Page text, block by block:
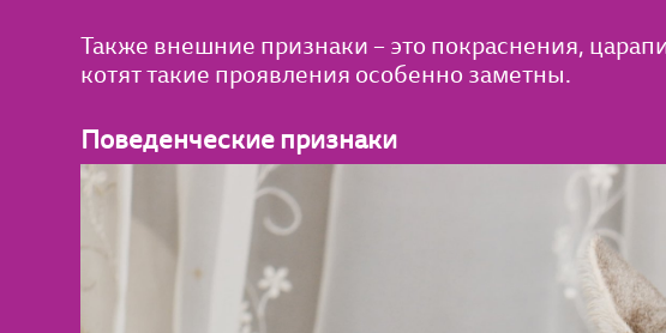
Также внешние признаки – это покраснения,
котят такие проявления особенно заметны.
Поведенческие признаки